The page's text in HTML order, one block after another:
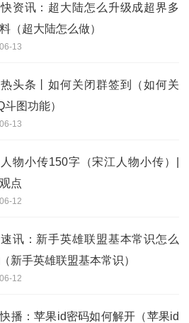
资讯：超大陆怎么升级成超界多
（超大陆怎么做）
13
头条丨如何关闭群签到（如何关
斗图功能）
13
物小传150字（宋江人物小传）|
点
12
讯：新手英雄联盟基本常识怎么
新手英雄联盟基本常识）
12
播：苹果id密码如何解开（苹果id